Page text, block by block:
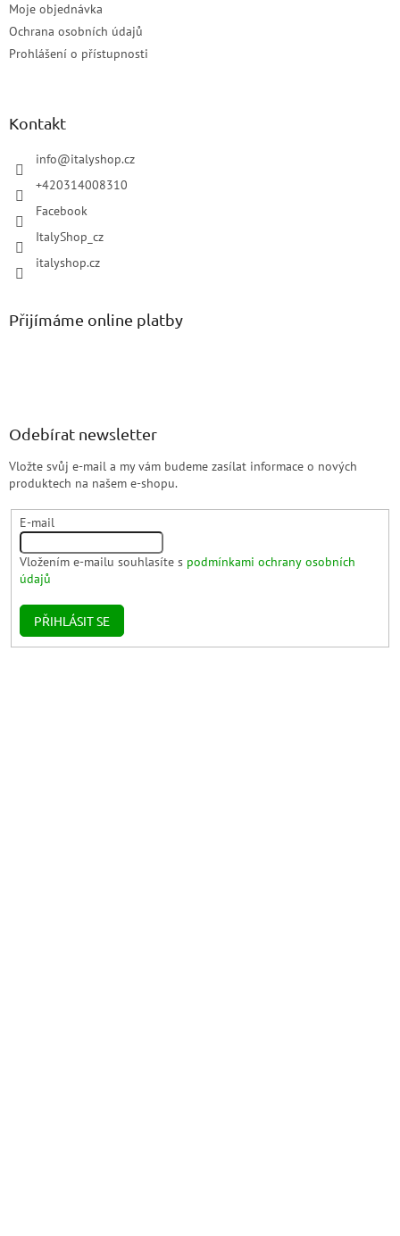
Moje objednávka
Ochrana osobních údajů
Prohlášení o přístupnosti
Kontakt
info@italyshop.cz
+420314008310
Facebook
ItalyShop_cz
italyshop.cz
Přijímáme online platby
Odebírat newsletter
Vložte svůj e-mail a my vám budeme zasílat informace o nových
produktech na našem e-shopu.
E-mail
Vložením e-mailu souhlasíte s podmínkami ochrany osobních
údajů
PŘIHLÁSIT SE